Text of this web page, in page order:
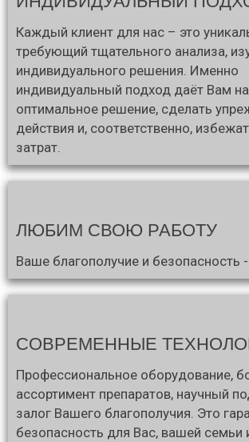
Каждый клиент для нас – это
требующий тщательного анализа,
индивидуального решения. Именно
индивидуальный подход даёт Вам
оптимальное решение, сделать
действия и, соответственно,
затрат.
ЛЮБИМ СВОЮ РАБОТУ
Ваше благополучие и безопасность
СОВРЕМЕННЫЕ
Профессиональное оборудование,
ассортимент препаратов, научный
залог Вашего благополучия. Это
безопасность для Вас, вашей семьи